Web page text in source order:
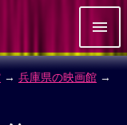
→ 兵庫県の映画館 →